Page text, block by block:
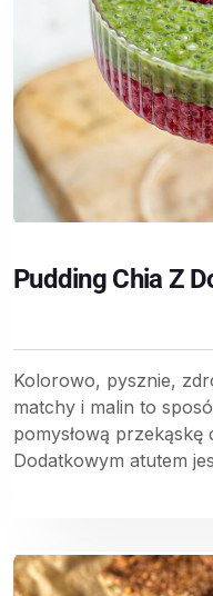
Pudding Chia Z
Kolorowo, pysznie,
matchy i malin to
pomysłową przekąskę
Dodatkowym atutem